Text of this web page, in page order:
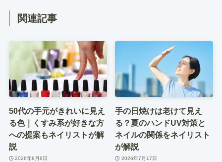
関連記事
50代の手元がきれいに見え
る色｜くすみ系が好きな方
への提案もネイリストが解
説
2026年8月6日
手の日焼けは老けて見え
る？夏のハンドUV対策と
ネイルの関係をネイリスト
が解説
2026年7月17日